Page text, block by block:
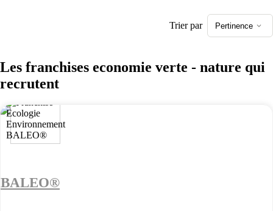
Trier par Pertinence
Les franchises economie verte - nature qui
recrutent
BALEO®